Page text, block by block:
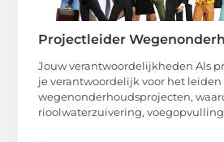
Projectleider
Jouw verantwoordelijkheden Als
je verantwoordelijk voor het leiden
wegenonderhoudsprojecten,
rioolwaterzuivering,
...